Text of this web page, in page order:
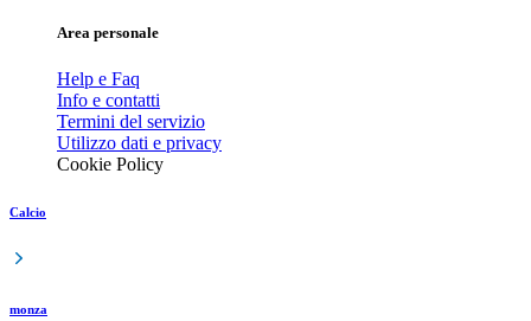
Area personale
Help e Faq
Info e contatti
Termini del servizio
Utilizzo dati e privacy
Cookie Policy
Calcio
monza